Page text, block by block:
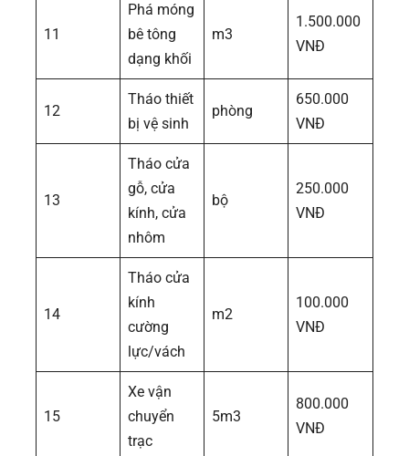
11
Phá móng
bê tông
dạng khối
m3
1.500.000
VNĐ
12
Tháo thiết
bị vệ sinh
phòng
650.000
VNĐ
13
Tháo cửa
gỗ, cửa
kính, cửa
nhôm
bộ
250.000
VNĐ
14
Tháo cửa
kính
cường
lực/vách
m2
100.000
VNĐ
15
Xe vận
chuyển
trạc
5m3
800.000
VNĐ